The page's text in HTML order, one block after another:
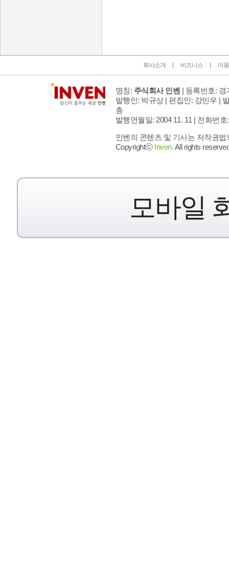
회사소개 비즈니스 이
명칭: 주식회사 인벤 | 등록번호: 경
발행인: 박규상 | 편집인: 강민우 |
층
발행연월일: 2004 11. 11 | 전화번호
인벤의 콘텐츠 및 기사는 저작권
Copyrightⓒ Inven.All rights
모바일